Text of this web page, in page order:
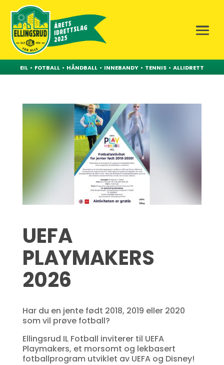
EIL • FOTBALL • HÅNDBALL • INNEBANDY • TENNIS • ALLIDRETT
UEFA
PLAYMAKERS
2026
Har du en jente født 2018, 2019 eller 2020
som vil prøve fotball?
Ellingsrud IL Fotball inviterer til UEFA
Playmakers, et morsomt og lekbasert
fotballprogram utviklet av UEFA og Disney!